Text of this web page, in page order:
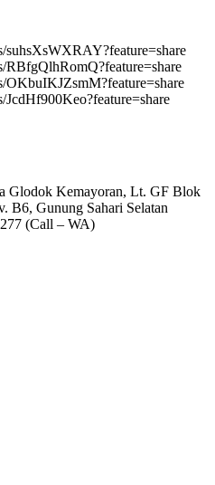
suhsXsWXRAY?feature=share
RBfgQlhRomQ?feature=share
OKbuIKJZsmM?feature=share
JcdHf900Keo?feature=share
Glodok Kemayoran, Lt. GF Blok
B6, Gunung Sahari Selatan
(Call – WA)